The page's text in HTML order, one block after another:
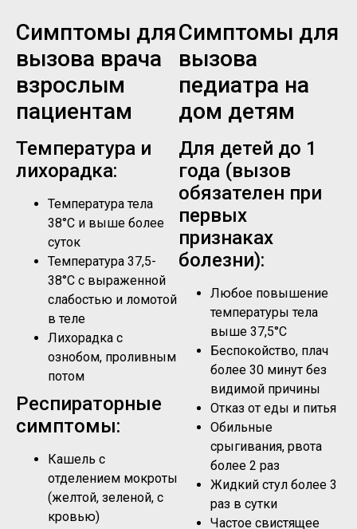
Симптомы для
вызова врача
взрослым
пациентам
Температура и
лихорадка:
Температура тела
38°C и выше более
суток
Температура 37,5-
38°C с выраженной
слабостью и ломотой
в теле
Лихорадка с
ознобом, проливным
потом
Респираторные
симптомы:
Кашель с
отделением мокроты
(желтой, зеленой, с
кровью)
Симптомы для
вызова
педиатра на
дом детям
Для детей до 1
года (вызов
обязателен при
первых
признаках
болезни):
Любое повышение
температуры тела
выше 37,5°C
Беспокойство, плач
более 30 минут без
видимой причины
Отказ от еды и питья
Обильные
срыгивания, рвота
более 2 раз
Жидкий стул более 3
раз в сутки
Частое свистящее